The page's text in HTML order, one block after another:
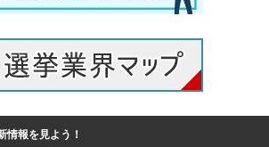
情報を見よう！